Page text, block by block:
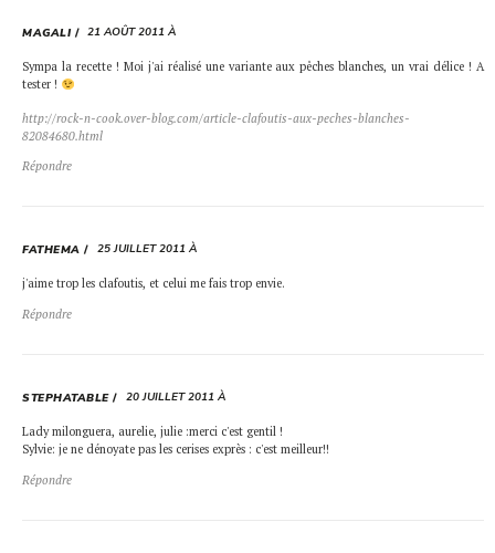
MAGALI 21 AOÛT 2011 À
Sympa la recette ! Moi j'ai réalisé une variante aux pêches blanches, un vrai délice ! A
tester !
http://rock-n-cook.over-blog.com/article-clafoutis-aux-peches-blanches-
82084680.html
Répondre
FATHEMA 25 JUILLET 2011 À
j'aime trop les clafoutis, et celui me fais trop envie.
Répondre
STEPHATABLE 20 JUILLET 2011 À
Lady milonguera, aurelie, julie :merci c'est gentil !
Sylvie: je ne dénoyate pas les cerises exprès : c'est meilleur!!
Répondre